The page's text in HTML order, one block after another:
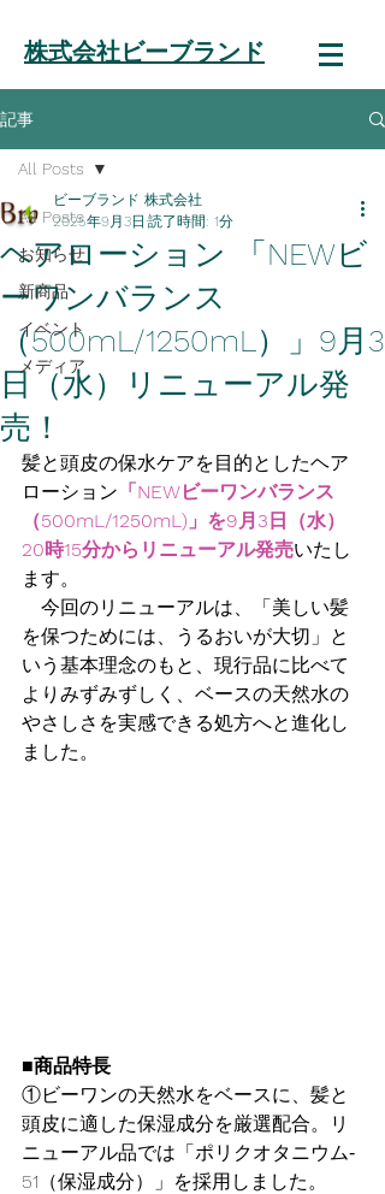
株式会社ビーブランド
記事
All Posts
お知らせ
新商品
イベント
メディア
All Posts
ヘアローション 「NEWビ
ーワンバランス
（500mL/1250mL）」9月3
日（水）リニューアル発
売！
ビーブランド 株式会社
2025年9月3日 読了時間: 1分
髪と頭皮の保水ケアを目的としたヘア
ローション 「NEWビーワンバランス
（500mL/1250mL)」を9月3日（水）
20時15分からリニューアル発売いたし
ます。
今回のリニューアルは、「美しい髪
を保つためには、うるおいが大切」と
いう基本理念のもと、現行品に比べて
よりみずみずしく、ベースの天然水の
やさしさを実感できる処方へと進化し
ました。
■商品特長
①ビーワンの天然水をベースに、髪と
頭皮に適した保湿成分を厳選配合。リ
ニューアル品では「ポリクオタニウム‐
51（保湿成分）」を採用しました。